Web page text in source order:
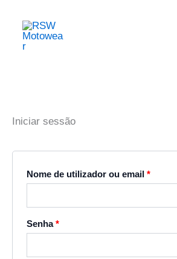
content
Iniciar sessão
Nome de utilizador ou email *
Senha*